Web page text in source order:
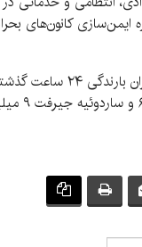
ایمن‌سازی